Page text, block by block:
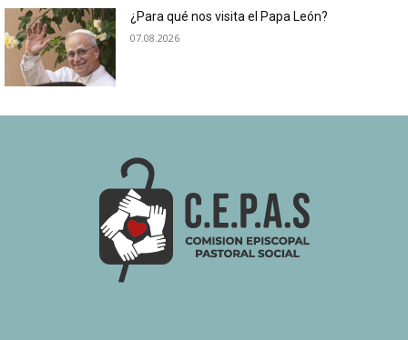
¿Para qué nos visita el Papa León?
07.08.2026